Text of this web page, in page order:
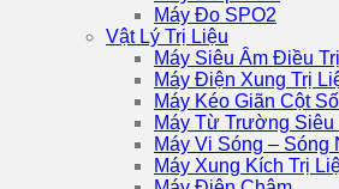
Máy Đo SPO2
Vật Lý Trị Liệu
Máy Siêu Âm Điều Trị
Máy Điện Xung Trị
Máy Kéo Giãn Cột
Máy Từ Trường Siêu
Máy Vi Sóng – Sóng
Máy Xung Kích Trị